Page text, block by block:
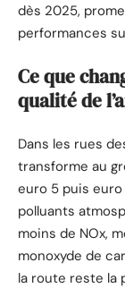
dès 2025,
performances
Ce que
qualité de
Dans les rues
transforme au
euro 5 puis
polluants
moins de NOx,
monoxyde de
la route reste la